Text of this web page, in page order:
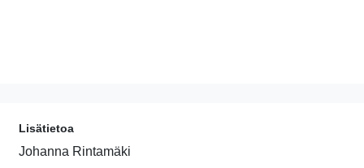
Lisätietoa
Johanna Rintamäki